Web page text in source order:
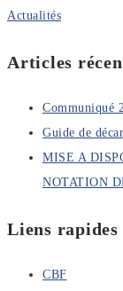
Actualités
Articles
Communiqué
Guide de
MISE A
NOTATION
Liens rapides
CBF